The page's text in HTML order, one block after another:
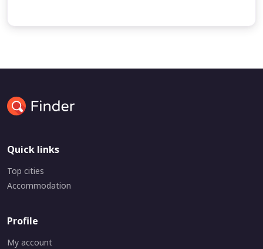
Quick links
Top cities
Accommodation
Profile
My account